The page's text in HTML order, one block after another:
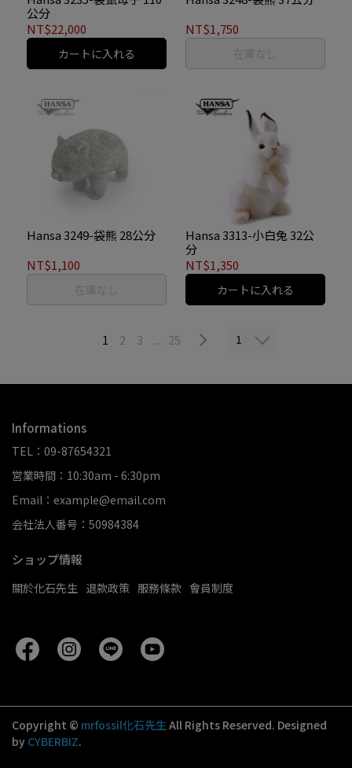
公分
NT$22,000
カートに入れる
NT$1,750
在庫なし
Hansa 3249-袋熊 28公分
NT$1,100
在庫なし
Hansa 3313-小白兔 32公
分
NT$1,350
カートに入れる
1 2 3 ... 25 1
Informations
TEL：09-87654321
営業時間：10:30am - 6:30pm
Email：example@email.com
会社法人番号：50984384
ショップ情報
關於化石先生 退款政策 服務條款 會員制度
Copyright © mrfossil化石先生All Rights Reserved. Designed
by CYBERBIZ.